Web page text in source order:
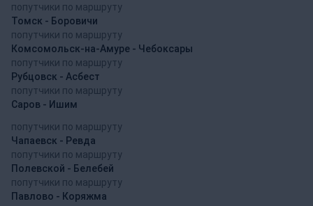
попутчики по маршруту
Томск - Боровичи
попутчики по маршруту
Комсомольск-на-Амуре - Чебоксары
попутчики по маршруту
Рубцовск - Асбест
попутчики по маршруту
Саров - Ишим
попутчики по маршруту
Чапаевск - Ревда
попутчики по маршруту
Полевской - Белебей
попутчики по маршруту
Павлово - Коряжма